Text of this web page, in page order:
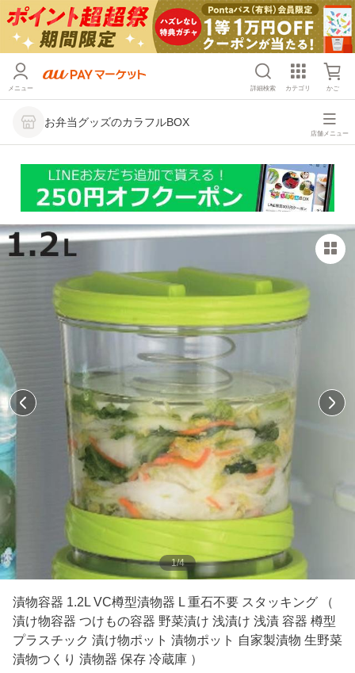
メニュー 詳細検索 カテゴリ かご
お弁当グッズのカラフルBOX
店舗メニュー
1/4
漬物容器 1.2L VC樽型漬物器 L 重石不要 スタッキング （
漬け物容器 つけもの容器 野菜漬け 浅漬け 浅漬 容器 樽型
プラスチック 漬け物ポット 漬物ポット 自家製漬物 生野菜
漬物つくり 漬物器 保存 冷蔵庫 ）